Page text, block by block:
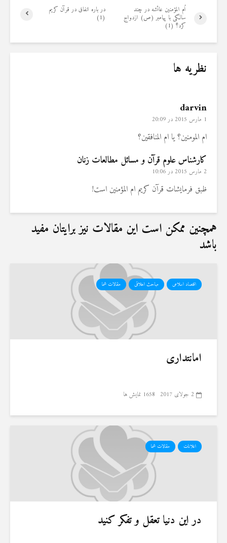
در باره انفاق در قرآن کریم
(1)‏
اُم المؤمنین عائشه‌ در چند
سالگی با پیامبر (ص) ازدواج
کرد؟ (1)‏
نظریه ها
darvin
1 مارس 2015 در 20:09
ام المومنین؟ یا ام المنافقین؟
کارشناس علوم قرآن و مسائل مطالعات زنان
2 مارس 2015 در 10:06
ظبق فرمایشات قرآن کریم ام المؤمنین است!
همچنین ممکن است این مقالات نیز برایتان مفید
باشد
اقتصاد اسلامی مباحث اخلاقی مقالات شما
امانتداری
2 جولای 2017 1658 نمایش ها
اعلانات مقالات شما
در این دنیا تعقل و تفکر کنید